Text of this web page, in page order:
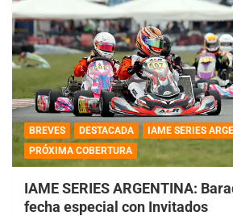
BREVES DESTACADA
IAME SERIES
PRÓXIMA COBERTURA
IAME SERIES ARGENTINA:
fecha especial con Invitados